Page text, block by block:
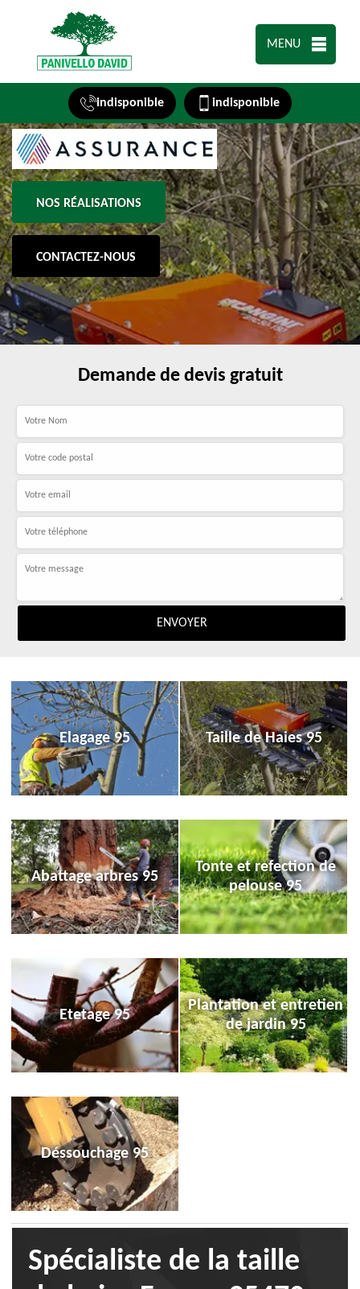
MENU
indisponible indisponible
NOS RÉALISATIONS
CONTACTEZ-NOUS
Demande de devis gratuit
Elagage 95 Taille de Haies 95
Abattage arbres 95
Tonte et refection de
pelouse 95
Etetage 95
Plantation et entretien
de jardin 95
Déssouchage 95
Spécialiste de la taille